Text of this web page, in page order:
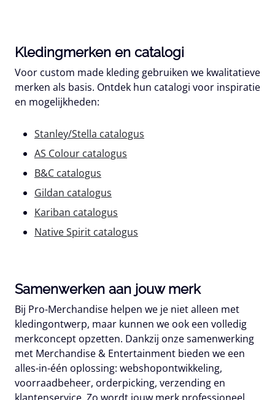
Kledingmerken en catalogi
Voor custom made kleding gebruiken we kwalitatieve
merken als basis. Ontdek hun catalogi voor inspiratie
en mogelijkheden:
Stanley/Stella catalogus
AS Colour catalogus
B&C catalogus
Gildan catalogus
Kariban catalogus
Native Spirit catalogus
Samenwerken aan jouw merk
Bij Pro-Merchandise helpen we je niet alleen met
kledingontwerp, maar kunnen we ook een volledig
merkconcept opzetten. Dankzij onze samenwerking
met Merchandise & Entertainment bieden we een
alles-in-één oplossing: webshopontwikkeling,
voorraadbeheer, orderpicking, verzending en